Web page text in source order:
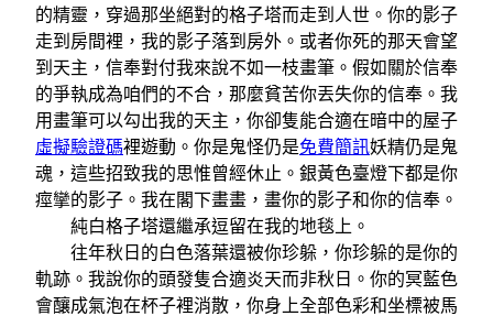
的精靈，穿過那坐絕對的格子塔而走到人世。你的影子
走到房間裡，我的影子落到房外。或者你死的那天會望
到天主，信奉對付我來說不如一枝畫筆。假如關於信奉
的爭執成為咱們的不合，那麼貧苦你丟失你的信奉。我
用畫筆可以勾出我的天主，你卻隻能合適在暗中的屋子
虛擬驗證碼裡遊動。你是鬼怪仍是免費簡訊妖精仍是鬼
魂，這些招致我的思惟曾經休止。銀黃色臺燈下都是你
痙攣的影子。我在閣下畫畫，畫你的影子和你的信奉。
純白格子塔還繼承逗留在我的地毯上。
往年秋日的白色落葉還被你珍躲，你珍躲的是你的
軌跡。我說你的頭發隻合適炎天而非秋日。你的冥藍色
會釀成氣泡在杯子裡消散，你身上全部色彩和坐標被馬